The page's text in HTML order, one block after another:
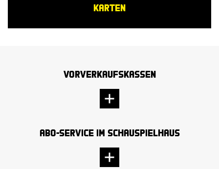
KARTEN
Vorverkaufskassen
Abo-Service im Schauspielhaus